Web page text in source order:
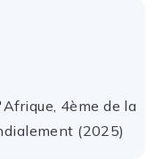
4ème de la
(2025)